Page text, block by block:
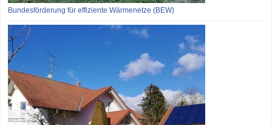
Bundesförderung für effiziente Wärmenetze (BEW)